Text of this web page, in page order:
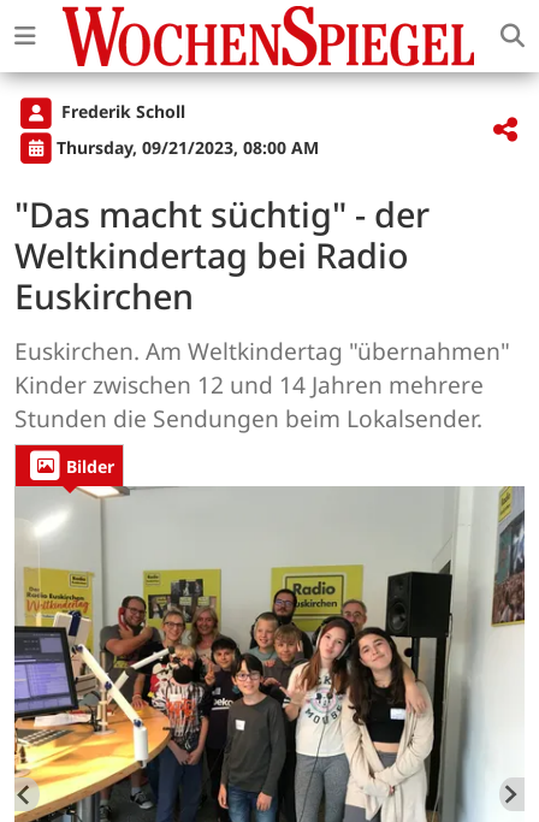
Frederik Scholl
Thursday, 09/21/2023, 08:00 AM
"Das macht süchtig" - der
Weltkindertag bei Radio
Euskirchen
Euskirchen. Am Weltkindertag "übernahmen"
Kinder zwischen 12 und 14 Jahren mehrere
Stunden die Sendungen beim Lokalsender.
Bilder